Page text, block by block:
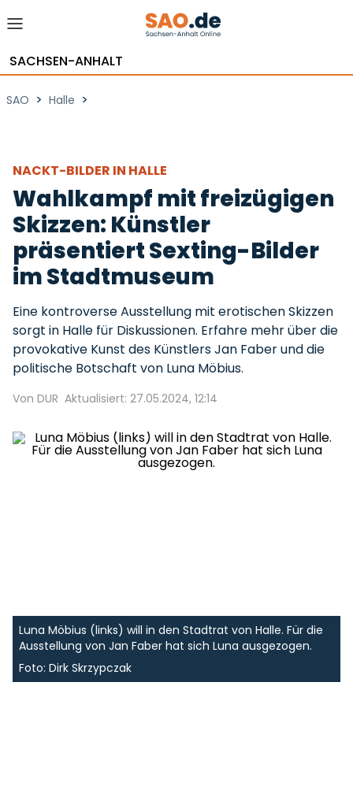
SACHSEN-ANHALT
SAO > Halle >
NACKT-BILDER IN HALLE
Wahlkampf mit freizügigen
Skizzen: Künstler
präsentiert Sexting-Bilder
im Stadtmuseum
Eine kontroverse Ausstellung mit erotischen Skizzen
sorgt in Halle für Diskussionen. Erfahre mehr über die
provokative Kunst des Künstlers Jan Faber und die
politische Botschaft von Luna Möbius.
Von DUR Aktualisiert: 27.05.2024, 12:14
Luna Möbius (links) will in den Stadtrat von Halle. Für die
Ausstellung von Jan Faber hat sich Luna ausgezogen.
Foto: Dirk Skrzypczak